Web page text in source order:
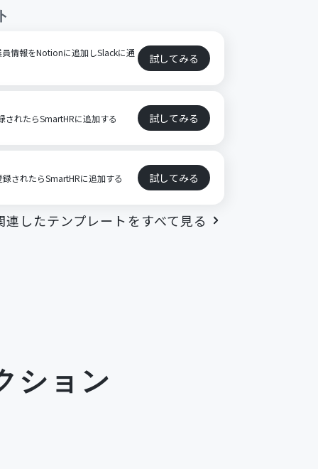
情報をNotionに追加しSlackに通 試してみる
されたらSmartHRに追加する 試してみる
されたらSmartHRに追加する 試してみる
連したテンプレートをすべて見る
ション